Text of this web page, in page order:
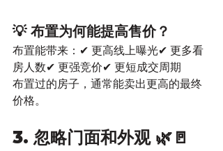
💡 布置为何能提高售价？
布置能带来：✔ 更高线上曝光✔ 更多看
房人数✔ 更强竞价✔ 更短成交周期
布置过的房子，通常能卖出更高的最终
价格。
3. 忽略门面和外观 🌿🚪